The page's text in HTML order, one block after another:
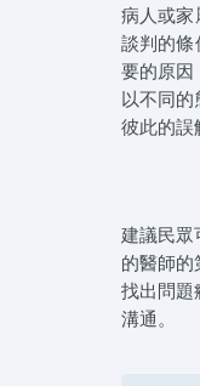
病人或家
談判的條
要的原因
以不同
彼此的誤
建議民眾
的醫師的
找出問題
溝通。